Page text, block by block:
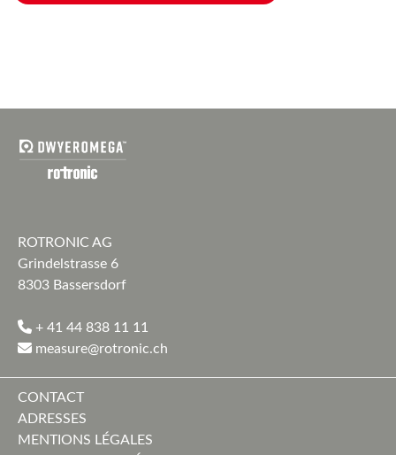
ROTRONIC AG
Grindelstrasse 6
8303 Bassersdorf
+ 41 44 838 11 11
measure@rotronic.ch
CONTACT
ADRESSES
MENTIONS LÉGALES